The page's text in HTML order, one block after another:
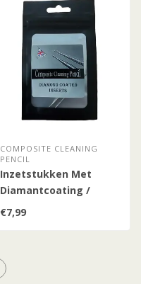
COMPOSITE CLEANING
PENCIL
Inzetstukken Met
Diamantcoating /
Composite Cleaning
€7,99